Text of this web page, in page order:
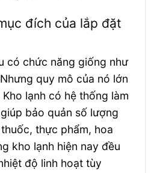
đích của lắp đặt
có chức năng giống như
quy mô của nó lớn
lạnh có hệ thống làm
bảo quản số lượng
thực phẩm, hoa
kho lạnh hiện nay đều
độ linh hoạt tùy